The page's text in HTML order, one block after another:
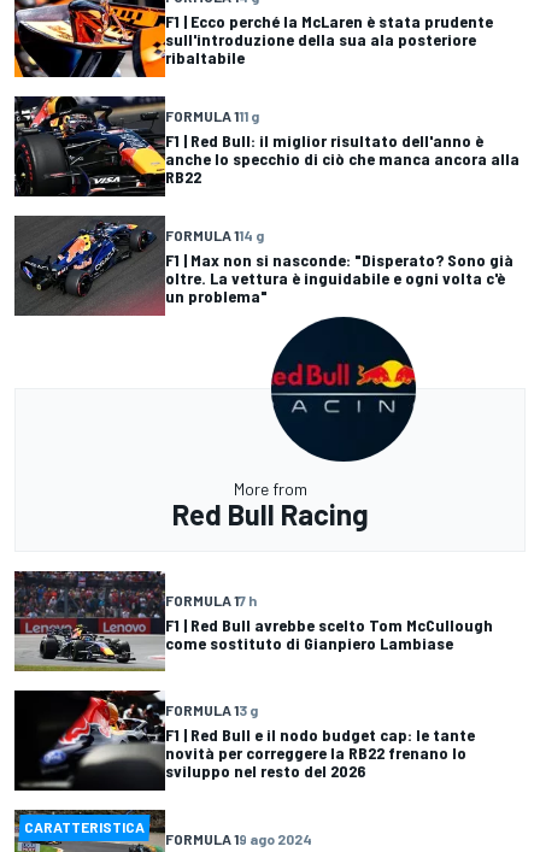
F1 | Ecco perché la McLaren è stata prudente
sull'introduzione della sua ala posteriore
ribaltabile
FORMULA 111 g
F1 | Red Bull: il miglior risultato dell'anno è
anche lo specchio di ciò che manca ancora alla
RB22
FORMULA 114 g
F1 | Max non si nasconde: "Disperato? Sono già
oltre. La vettura è inguidabile e ogni volta c'è
un problema"
More from
Red Bull Racing
FORMULA 17 h
F1 | Red Bull avrebbe scelto Tom McCullough
come sostituto di Gianpiero Lambiase
FORMULA 13 g
F1 | Red Bull e il nodo budget cap: le tante
novità per correggere la RB22 frenano lo
sviluppo nel resto del 2026
CARATTERISTICA
FORMULA 19 ago 2024